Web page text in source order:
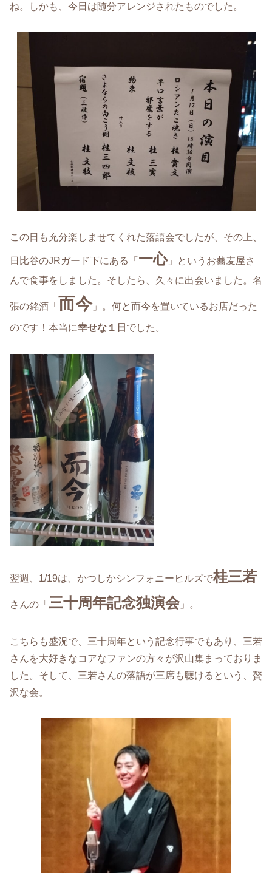
ね。しかも、今日は随分アレンジされたものでした。
この日も充分楽しませてくれた落語会でしたが、その上、
日比谷のJRガード下にある「 一心」というお蕎麦屋さ
んで食事をしました。そしたら、久々に出会いました。名
張の銘酒「 而今」。何と而今を置いているお店だった
のです！本当に幸せな１日 でした。
翌週、1/19は、かつしかシンフォニーヒルズで桂三若
さんの「 三十周年記念独演会」。
こちらも盛況で、三十周年という記念行事でもあり、三若
さんを大好きなコアなファンの方々が沢山集まっておりま
した。そして、三若さんの落語が三席も聴けるという、贅
沢な会。